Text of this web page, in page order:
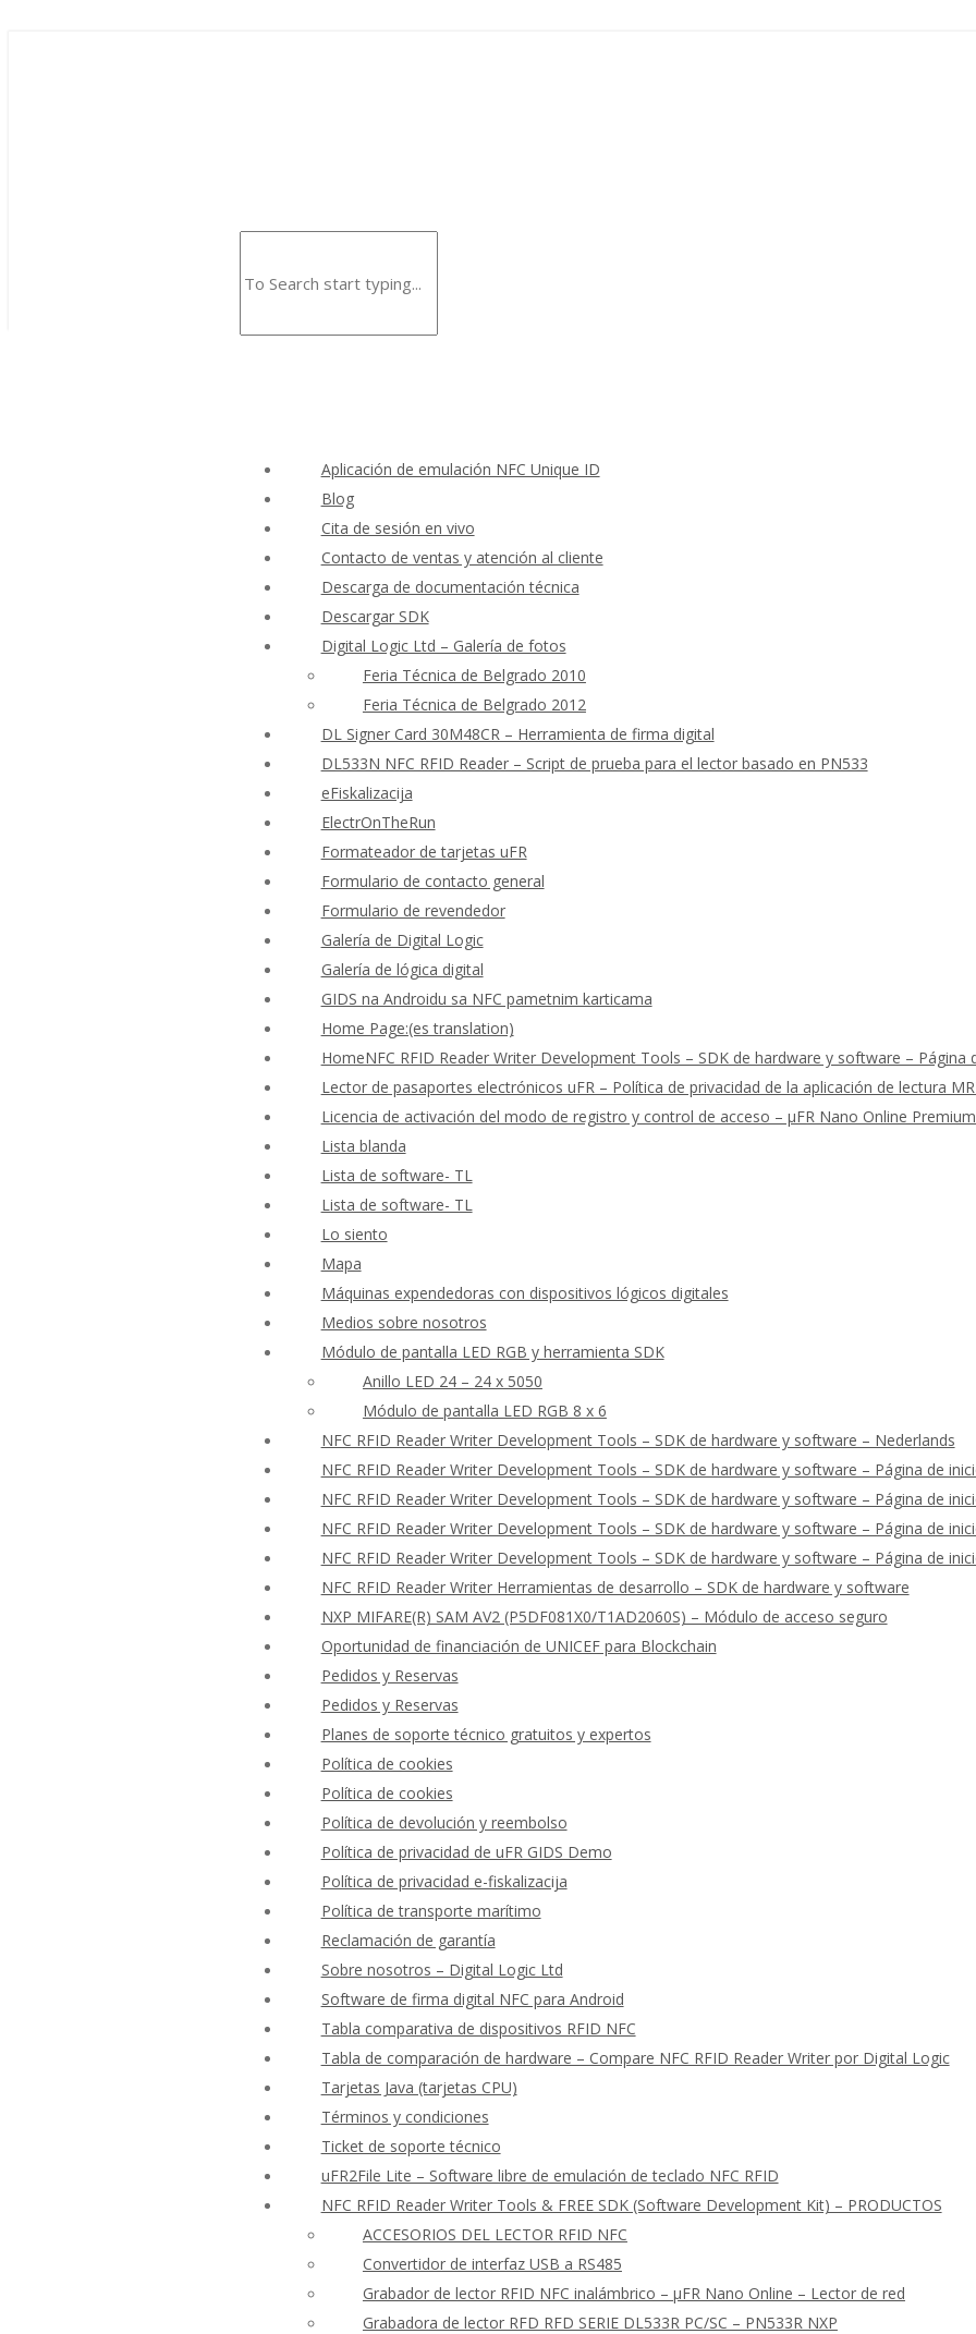
Aplicación de emulación NFC Unique ID
Blog
Cita de sesión en vivo
Contacto de ventas y atención al cliente
Descarga de documentación técnica
Descargar SDK
Digital Logic Ltd – Galería de fotos
Feria Técnica de Belgrado 2010
Feria Técnica de Belgrado 2012
DL Signer Card 30M48CR – Herramienta de firma digital
DL533N NFC RFID Reader – Script de prueba para el lector basado en PN533
eFiskalizacija
ElectrOnTheRun
Formateador de tarjetas uFR
Formulario de contacto general
Formulario de revendedor
Galería de Digital Logic
Galería de lógica digital
GIDS na Androidu sa NFC pametnim karticama
Home Page:(es translation)
HomeNFC RFID Reader Writer Development Tools – SDK de hardware y software – Página
Lector de pasaportes electrónicos uFR – Política de privacidad de la aplicación de lectura
Licencia de activación del modo de registro y control de acceso – μFR Nano Online
Lista blanda
Lista de software- TL
Lista de software- TL
Lo siento
Mapa
Máquinas expendedoras con dispositivos lógicos digitales
Medios sobre nosotros
Módulo de pantalla LED RGB y herramienta SDK
Anillo LED 24 – 24 x 5050
Módulo de pantalla LED RGB 8 x 6
NFC RFID Reader Writer Development Tools – SDK de hardware y software – Nederlands
NFC RFID Reader Writer Development Tools – SDK de hardware y software – Página de
NFC RFID Reader Writer Development Tools – SDK de hardware y software – Página de
NFC RFID Reader Writer Development Tools – SDK de hardware y software – Página de
NFC RFID Reader Writer Development Tools – SDK de hardware y software – Página de
NFC RFID Reader Writer Herramientas de desarrollo – SDK de hardware y software
NXP MIFARE(R) SAM AV2 (P5DF081X0/T1AD2060S) – Módulo de acceso seguro
Oportunidad de financiación de UNICEF para Blockchain
Pedidos y Reservas
Pedidos y Reservas
Planes de soporte técnico gratuitos y expertos
Política de cookies
Política de cookies
Política de devolución y reembolso
Política de privacidad de uFR GIDS Demo
Política de privacidad e-fiskalizacija
Política de transporte marítimo
Reclamación de garantía
Sobre nosotros – Digital Logic Ltd
Software de firma digital NFC para Android
Tabla comparativa de dispositivos RFID NFC
Tabla de comparación de hardware – Compare NFC RFID Reader Writer por Digital Logic
Tarjetas Java (tarjetas CPU)
Términos y condiciones
Ticket de soporte técnico
uFR2File Lite – Software libre de emulación de teclado NFC RFID
NFC RFID Reader Writer Tools & FREE SDK (Software Development Kit) – PRODUCTOS
ACCESORIOS DEL LECTOR RFID NFC
Convertidor de interfaz USB a RS485
Grabador de lector RFID NFC inalámbrico – μFR Nano Online – Lector de red
Grabadora de lector RFD RFD SERIE DL533R PC/SC – PN533R NXP